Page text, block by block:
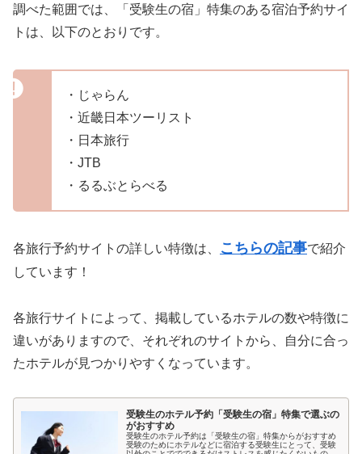
調べた範囲では、「受験生の宿」特集のある宿泊予約サイ
トは、以下のとおりです。
・じゃらん
・近畿日本ツーリスト
・日本旅行
・JTB
・るるぶとらべる
各旅行予約サイトの詳しい特徴は、 こちらの記事で紹介
しています！
各旅行サイトによって、掲載しているホテルの数や特徴に
違いがありますので、それぞれのサイトから、自分に合っ
たホテルが見つかりやすくなっています。
受験生のホテル予約「受験生の宿」特集で選ぶの
がおすすめ
受験生のホテル予約は「受験生の宿」特集からがおすすめ
受験のためにホテルなどに宿泊する受験生にとって、受験